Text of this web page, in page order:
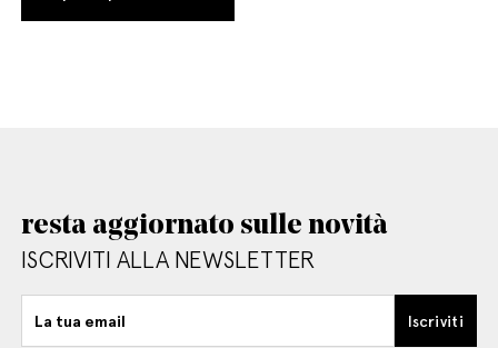
resta aggiornato sulle novità
ISCRIVITI ALLA NEWSLETTER
La tua email Iscriviti